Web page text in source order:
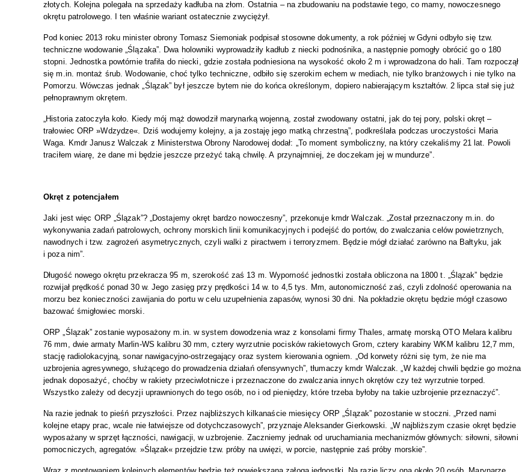
złotych. Kolejna polegała na sprzedaży kadłuba na złom. Ostatnia – na zbudowaniu na podstawie tego, co mamy, nowoczesnego
okrętu patrolowego. I ten właśnie wariant ostatecznie zwyciężył.
Pod koniec 2013 roku minister obrony Tomasz Siemoniak podpisał stosowne dokumenty, a rok później w Gdyni odbyło się tzw.
techniczne wodowanie „Ślązaka”. Dwa holowniki wyprowadziły kadłub z niecki podnośnika, a następnie pomogły obrócić go o 180
stopni. Jednostka powtórnie trafiła do niecki, gdzie została podniesiona na wysokość około 2 m i wprowadzona do hali. Tam rozpoczął
się m.in. montaż śrub. Wodowanie, choć tylko techniczne, odbiło się szerokim echem w mediach, nie tylko branżowych i nie tylko na
Pomorzu. Wówczas jednak „Ślązak” był jeszcze bytem nie do końca określonym, dopiero nabierającym kształtów. 2 lipca stał się już
pełnoprawnym okrętem.
„Historia zatoczyła koło. Kiedy mój mąż dowodził marynarką wojenną, został zwodowany ostatni, jak do tej pory, polski okręt –
trałowiec ORP »Wdzydze«. Dziś wodujemy kolejny, a ja zostaję jego matką chrzestną”, podkreślała podczas uroczystości Maria
Waga. Kmdr Janusz Walczak z Ministerstwa Obrony Narodowej dodał: „To moment symboliczny, na który czekaliśmy 21 lat. Powoli
traciłem wiarę, że dane mi będzie jeszcze przeżyć taką chwilę. A przynajmniej, że doczekam jej w mundurze”.
Okręt z potencjałem
Jaki jest więc ORP „Ślązak”? „Dostajemy okręt bardzo nowoczesny”, przekonuje kmdr Walczak. „Został przeznaczony m.in. do
wykonywania zadań patrolowych, ochrony morskich linii komunikacyjnych i podejść do portów, do zwalczania celów powietrznych,
nawodnych i tzw. zagrożeń asymetrycznych, czyli walki z piractwem i terroryzmem. Będzie mógł działać zarówno na Bałtyku, jak
i poza nim”.
Długość nowego okrętu przekracza 95 m, szerokość zaś 13 m. Wyporność jednostki została obliczona na 1800 t. „Ślązak” będzie
rozwijał prędkość ponad 30 w. Jego zasięg przy prędkości 14 w. to 4,5 tys. Mm, autonomiczność zaś, czyli zdolność operowania na
morzu bez konieczności zawijania do portu w celu uzupełnienia zapasów, wynosi 30 dni. Na pokładzie okrętu będzie mógł czasowo
bazować śmigłowiec morski.
ORP „Ślązak” zostanie wyposażony m.in. w system dowodzenia wraz z konsolami firmy Thales, armatę morską OTO Melara kalibru
76 mm, dwie armaty Marlin-WS kalibru 30 mm, cztery wyrzutnie pocisków rakietowych Grom, cztery karabiny WKM kalibru 12,7 mm,
stację radiolokacyjną, sonar nawigacyjno-ostrzegający oraz system kierowania ogniem. „Od korwety różni się tym, że nie ma
uzbrojenia agresywnego, służącego do prowadzenia działań ofensywnych”, tłumaczy kmdr Walczak. „W każdej chwili będzie go można
jednak doposażyć, choćby w rakiety przeciwlotnicze i przeznaczone do zwalczania innych okrętów czy też wyrzutnie torped.
Wszystko zależy od decyzji uprawnionych do tego osób, no i od pieniędzy, które trzeba byłoby na takie uzbrojenie przeznaczyć”.
Na razie jednak to pieśń przyszłości. Przez najbliższych kilkanaście miesięcy ORP „Ślązak” pozostanie w stoczni. „Przed nami
kolejne etapy prac, wcale nie łatwiejsze od dotychczasowych”, przyznaje Aleksander Gierkowski. „W najbliższym czasie okręt będzie
wyposażany w sprzęt łączności, nawigacji, w uzbrojenie. Zaczniemy jednak od uruchamiania mechanizmów głównych: siłowni, siłowni
pomocniczych, agregatów. »Ślązak« przejdzie tzw. próby na uwięzi, w porcie, następnie zaś próby morskie”.